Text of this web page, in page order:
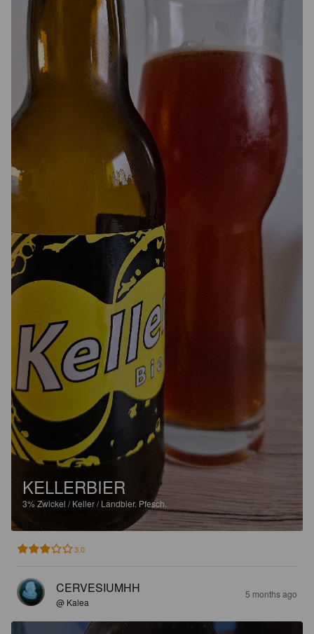
KELLERBIER
3%Zwickel / Keller / Landbier. Pfesch.
3.0
CERVESIUMHH
@ Kalea
5 months ago